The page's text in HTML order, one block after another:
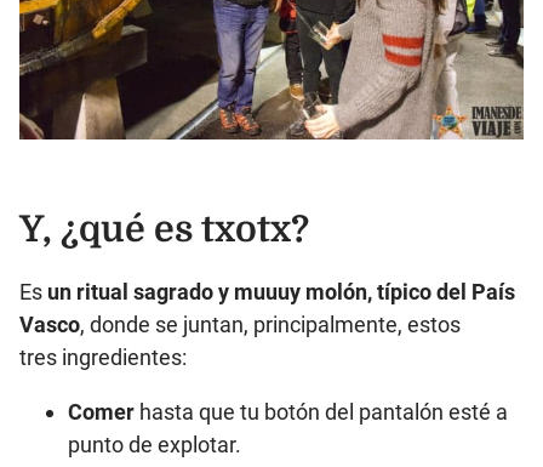
Y, ¿qué es txotx?
Es un ritual sagrado y muuuy molón, típico del País
Vasco, donde se juntan, principalmente, estos
tres ingredientes:
Comer hasta que tu botón del pantalón esté a
punto de explotar.